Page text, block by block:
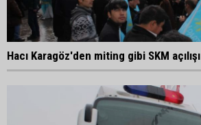
Hacı Karagöz'den miting gibi SKM açılışı